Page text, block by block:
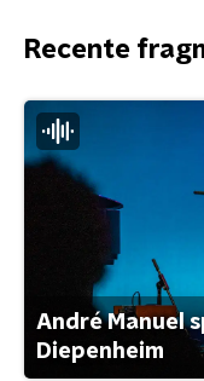
Recente
André Manuel
Diepenheim